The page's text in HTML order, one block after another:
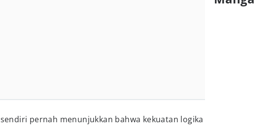
sendiri pernah menunjukkan bahwa kekuatan logika